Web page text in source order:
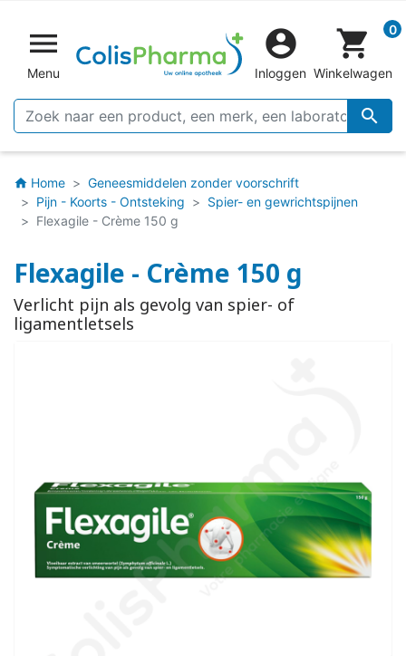

Menu


Inloggen
shopping_cart 0
Winkelwagen
home Home
Geneesmiddelen zonder voorschrift
Pijn - Koorts - Ontsteking
Spier- en gewrichtspijnen
Flexagile - Crème 150 g
Flexagile - Crème 150 g
Verlicht pijn als gevolg van spier- of
ligamentletsels